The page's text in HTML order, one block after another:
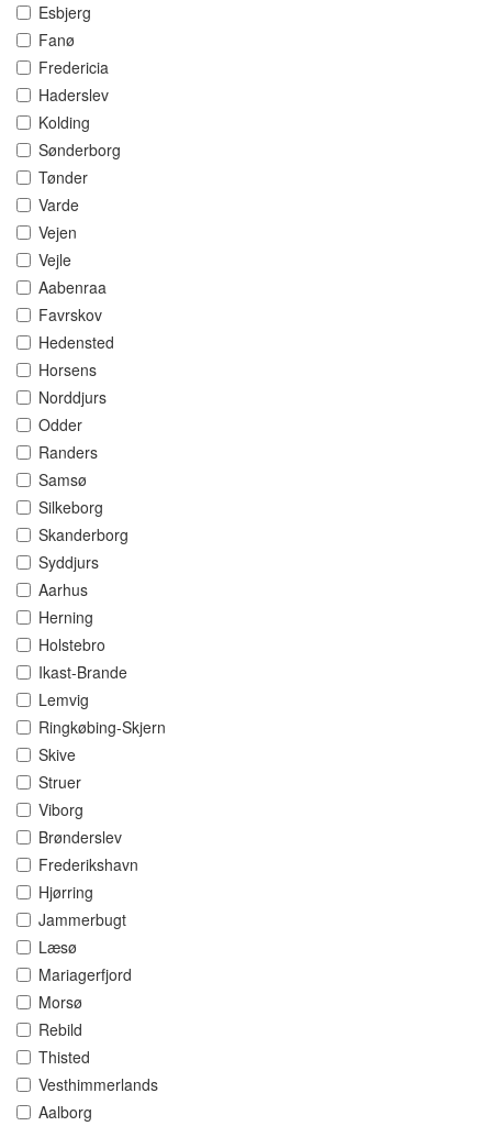
Esbjerg
Fanø
Fredericia
Haderslev
Kolding
Sønderborg
Tønder
Varde
Vejen
Vejle
Aabenraa
Favrskov
Hedensted
Horsens
Norddjurs
Odder
Randers
Samsø
Silkeborg
Skanderborg
Syddjurs
Aarhus
Herning
Holstebro
Ikast-Brande
Lemvig
Ringkøbing-Skjern
Skive
Struer
Viborg
Brønderslev
Frederikshavn
Hjørring
Jammerbugt
Læsø
Mariagerfjord
Morsø
Rebild
Thisted
Vesthimmerlands
Aalborg